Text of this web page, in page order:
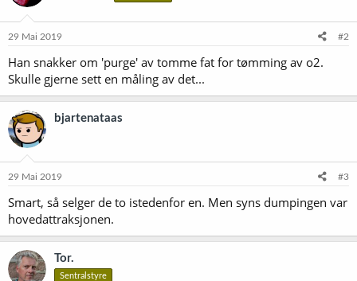
29 Mai 2019 #2
Han snakker om 'purge' av tomme fat for tømming av o2.
Skulle gjerne sett en måling av det...
bjartenataas
29 Mai 2019 #3
Smart, så selger de to istedenfor en. Men syns dumpingen var
hovedattraksjonen.
Tor.
Sentralstyre